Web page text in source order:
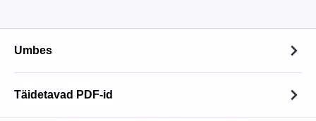
Umbes
Umbes
Täidetavad PDF-id